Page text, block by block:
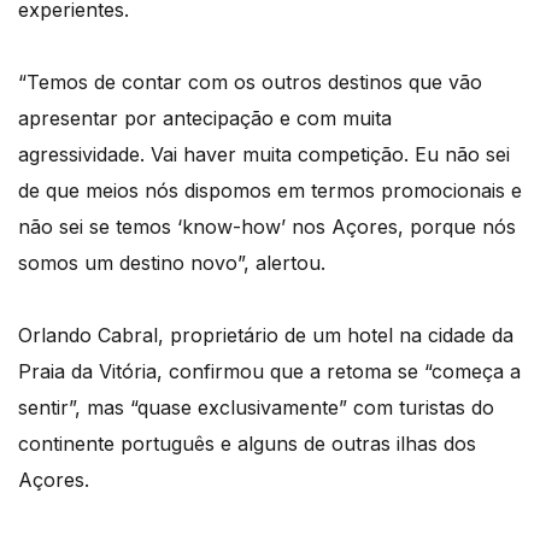
experientes.
“Temos de contar com os outros destinos que vão
apresentar por antecipação e com muita
agressividade. Vai haver muita competição. Eu não sei
de que meios nós dispomos em termos promocionais e
não sei se temos ‘know-how’ nos Açores, porque nós
somos um destino novo”, alertou.
Orlando Cabral, proprietário de um hotel na cidade da
Praia da Vitória, confirmou que a retoma se “começa a
sentir”, mas “quase exclusivamente” com turistas do
continente português e alguns de outras ilhas dos
Açores.